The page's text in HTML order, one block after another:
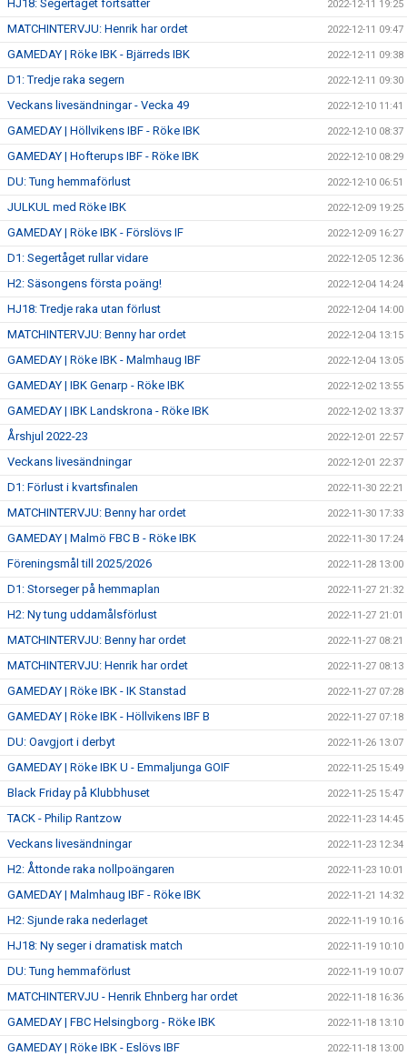
HJ18: Segertåget fortsätter 2022-12-11 19:25
MATCHINTERVJU: Henrik har ordet 2022-12-11 09:47
GAMEDAY | Röke IBK - Bjärreds IBK 2022-12-11 09:38
D1: Tredje raka segern 2022-12-11 09:30
Veckans livesändningar - Vecka 49 2022-12-10 11:41
GAMEDAY | Höllvikens IBF - Röke IBK 2022-12-10 08:37
GAMEDAY | Hofterups IBF - Röke IBK 2022-12-10 08:29
DU: Tung hemmaförlust 2022-12-10 06:51
JULKUL med Röke IBK 2022-12-09 19:25
GAMEDAY | Röke IBK - Förslövs IF 2022-12-09 16:27
D1: Segertåget rullar vidare 2022-12-05 12:36
H2: Säsongens första poäng! 2022-12-04 14:24
HJ18: Tredje raka utan förlust 2022-12-04 14:00
MATCHINTERVJU: Benny har ordet 2022-12-04 13:15
GAMEDAY | Röke IBK - Malmhaug IBF 2022-12-04 13:05
GAMEDAY | IBK Genarp - Röke IBK 2022-12-02 13:55
GAMEDAY | IBK Landskrona - Röke IBK 2022-12-02 13:37
Årshjul 2022-23 2022-12-01 22:57
Veckans livesändningar 2022-12-01 22:37
D1: Förlust i kvartsfinalen 2022-11-30 22:21
MATCHINTERVJU: Benny har ordet 2022-11-30 17:33
GAMEDAY | Malmö FBC B - Röke IBK 2022-11-30 17:24
Föreningsmål till 2025/2026 2022-11-28 13:00
D1: Storseger på hemmaplan 2022-11-27 21:32
H2: Ny tung uddamålsförlust 2022-11-27 21:01
MATCHINTERVJU: Benny har ordet 2022-11-27 08:21
MATCHINTERVJU: Henrik har ordet 2022-11-27 08:13
GAMEDAY | Röke IBK - IK Stanstad 2022-11-27 07:28
GAMEDAY | Röke IBK - Höllvikens IBF B 2022-11-27 07:18
DU: Oavgjort i derbyt 2022-11-26 13:07
GAMEDAY | Röke IBK U - Emmaljunga GOIF 2022-11-25 15:49
Black Friday på Klubbhuset 2022-11-25 15:47
TACK - Philip Rantzow 2022-11-23 14:45
Veckans livesändningar 2022-11-23 12:34
H2: Åttonde raka nollpoängaren 2022-11-23 10:01
GAMEDAY | Malmhaug IBF - Röke IBK 2022-11-21 14:32
H2: Sjunde raka nederlaget 2022-11-19 10:16
HJ18: Ny seger i dramatisk match 2022-11-19 10:10
DU: Tung hemmaförlust 2022-11-19 10:07
MATCHINTERVJU - Henrik Ehnberg har ordet 2022-11-18 16:36
GAMEDAY | FBC Helsingborg - Röke IBK 2022-11-18 13:10
GAMEDAY | Röke IBK - Eslövs IBF 2022-11-18 13:00